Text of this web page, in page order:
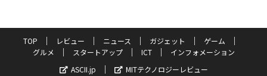
TOP レビュー ニュース ガジェット
ゲーム
グルメ
スタートアップ ICT
インフォメーション
ASCII.jp
MITテクノロジーレビュー